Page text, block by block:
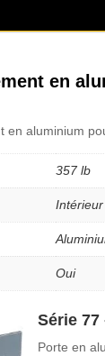
en
en aluminium
357 lb
Intérieur
Oui
Série 77
Porte en